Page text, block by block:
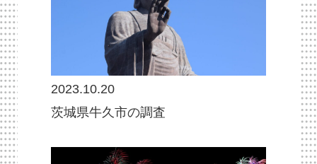
2023.10.20
茨城県牛久市の調査